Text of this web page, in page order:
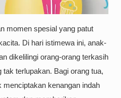
momen spesial yang patut
Di hari istimewa ini, anak-
dikelilingi orang-orang terkasih
terlupakan. Bagi orang tua,
menciptakan kenangan indah